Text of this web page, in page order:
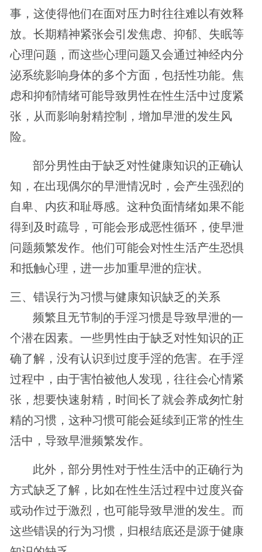
事，这使得他们在面对压力时往往难以有效释
放。长期精神紧张会引发焦虑、抑郁、失眠等
心理问题，而这些心理问题又会通过神经内分
泌系统影响身体的多个方面，包括性功能。焦
虑和抑郁情绪可能导致男性在性生活中过度紧
张，从而影响射精控制，增加早泄的发生风
险。
部分男性由于缺乏对性健康知识的正确认
知，在出现偶尔的早泄情况时，会产生强烈的
自卑、内疚和耻辱感。这种负面情绪如果不能
得到及时疏导，可能会形成恶性循环，使早泄
问题频繁发作。他们可能会对性生活产生恐惧
和抵触心理，进一步加重早泄的症状。
三、错误行为习惯与健康知识缺乏的关系
频繁且无节制的手淫习惯是导致早泄的一
个潜在因素。一些男性由于缺乏对性知识的正
确了解，没有认识到过度手淫的危害。在手淫
过程中，由于害怕被他人发现，往往会心情紧
张，想要快速射精，时间长了就会养成匆忙射
精的习惯，这种习惯可能会延续到正常的性生
活中，导致早泄频繁发作。
此外，部分男性对于性生活中的正确行为
方式缺乏了解，比如在性生活过程中过度兴奋
或动作过于激烈，也可能导致早泄的发生。而
这些错误的行为习惯，归根结底还是源于健康